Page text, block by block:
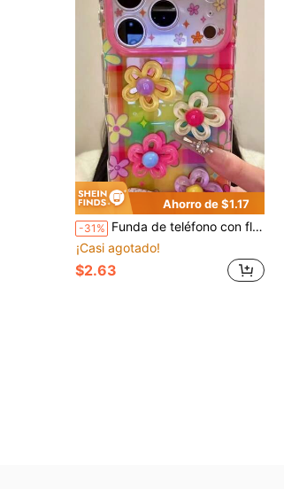
Ahorro de $1.17
-31% Funda de teléfono con flores 3D coloridas de primavera compatible con iPhone 17 Pro Max 17 Pro 17 16 Pro Max 16 Pro 16 15 Pro Max 15 Pro 15 14 Pro Max 14 Pro 14 13 Pro Max 13 Pro 13 Accesorios de teléfono Diseño elegante Duradero Entusiasta de la tecnología Entusiasta de la moda Regalo lindo para niñas Floral
¡Casi agotado!
$2.63